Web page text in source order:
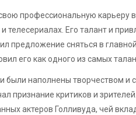
профессиональную карьеру
Его талант и
предложение сняться в
его как одного из самых
наполнены творчеством и
признание критиков и
актеров Голливуда, чей